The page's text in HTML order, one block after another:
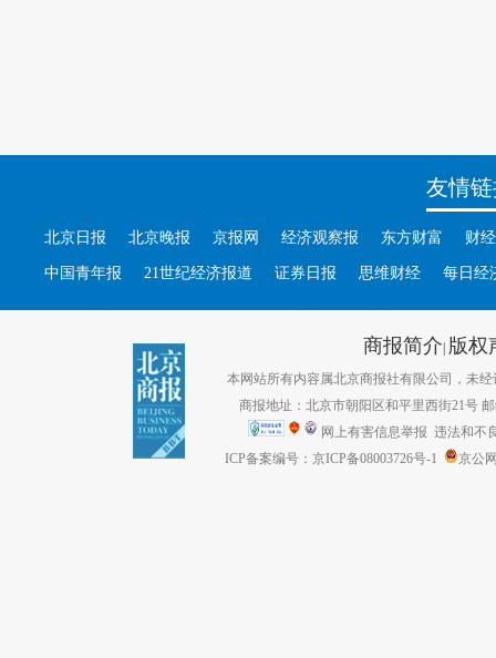
友情
北京日报 北京晚报 京报网 经济观察报 东方财富 财
中国青年报 21世纪经济报道 证券日报 思维财经 每日经
商报简介| 版权
本网站所有内容属北京商报社有限公司，未经
商报地址：北京市朝阳区和平里西街21号
网上有害信息举报 违法和不
ICP备案编号：京ICP备08003726号-1
京公